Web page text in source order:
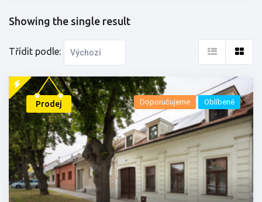
Showing the single result
Třídit podle:
Prodej Doporučujeme Oblíbené